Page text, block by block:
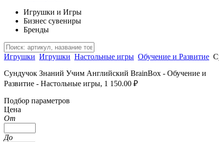
Игрушки и Игры
Бизнес сувениры
Бренды
Игрушки Игрушки Настольные игры Обучение и Развитие
Сундучок Знаний Учим Английский BrainBox - Обучение и
Развитие - Настольные игры, 1 150.00 ₽
Подбор параметров
Цена
От
До